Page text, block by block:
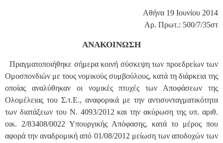
Αθήνα 19 Ιουνίου 2014
Αρ. Πρωτ.: 500/7/35στ
ΑΝΑΚΟΙΝΩΣΗ
Πραγματοποιήθηκε σήμερα κοινή σύσκεψη των προεδρείων των
Ομοσπονδιών με τους νομικούς συμβούλους, κατά τη διάρκεια της
οποίας αναλύθηκαν οι νομικές πτυχές των Αποφάσεων της
Ολομέλειας του Σ.τ.Ε., αναφορικά με την αντισυνταγματικότητα
των διατάξεων του Ν. 4093/2012 και την ακύρωση της υπ. αριθ.
οικ. 2/83408/0022 Υπουργικής Απόφασης, κατά το μέρος που
αφορά την αναδρομική από 01/08/2012 μείωση των αποδοχών των